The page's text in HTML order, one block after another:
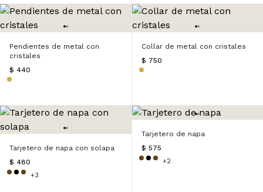
Pendientes de metal con
cristales
$ 440
Collar de metal con cristales
$ 750
Tarjetero de napa con solapa
$ 480
+3
Tarjetero de napa
$ 575
+2